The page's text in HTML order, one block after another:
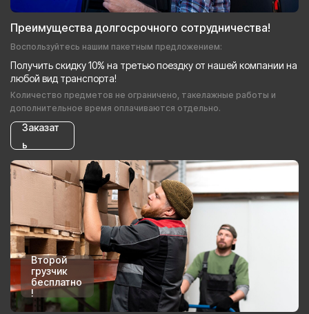
Преимущества долгосрочного сотрудничества!
Воспользуйтесь нашим пакетным предложением:
Получить скидку 10% на третью поездку от нашей компании на
любой вид транспорта!
Количество предметов не ограничено, такелажные работы и
дополнительное время оплачиваются отдельно.
Заказат
ь
Второй
грузчик
бесплатно
!